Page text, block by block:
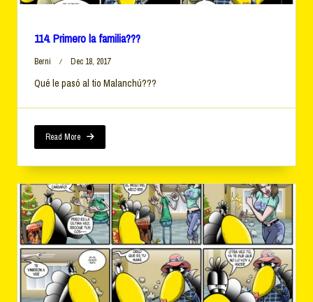
114. Primero la familia???
Berni Dec 18, 2017
Qué le pasó al tio Malanchú???
Read More